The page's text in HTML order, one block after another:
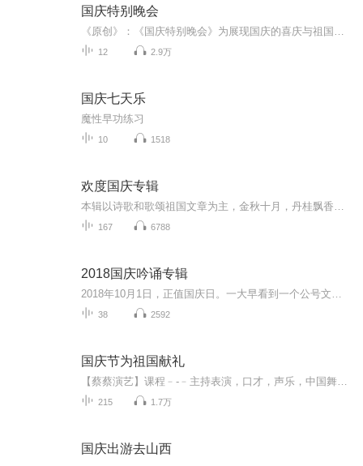
国庆特别晚会
12 2.9万
国庆七天乐
魔性早功练习
10 1518
欢度国庆专辑
167 6788
2018国庆吟诵专辑
38 2592
国庆节为祖国献礼
215 1.7万
国庆出游去山西